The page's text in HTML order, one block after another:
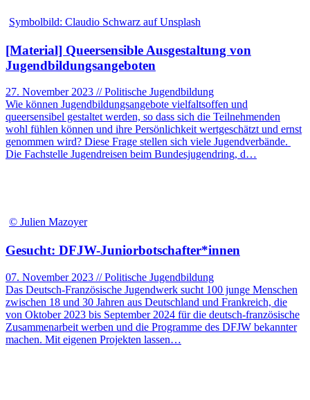
Symbolbild: Claudio Schwarz auf Unsplash
[Material] Queersensible Ausgestaltung von
Jugendbildungsangeboten
27. November 2023 // Politische Jugendbildung
Wie können Jugendbildungsangebote vielfaltsoffen und
queersensibel gestaltet werden, so dass sich die Teilnehmenden
wohl fühlen können und ihre Persönlichkeit wertgeschätzt und ernst
genommen wird? Diese Frage stellen sich viele Jugendverbände.
Die Fachstelle Jugendreisen beim Bundesjugendring, d…
© Julien Mazoyer
Gesucht: DFJW-Juniorbotschafter*innen
07. November 2023 // Politische Jugendbildung
Das Deutsch-Französische Jugendwerk sucht 100 junge Menschen
zwischen 18 und 30 Jahren aus Deutschland und Frankreich, die
von Oktober 2023 bis September 2024 für die deutsch-französische
Zusammenarbeit werben und die Programme des DFJW bekannter
machen. Mit eigenen Projekten lassen…